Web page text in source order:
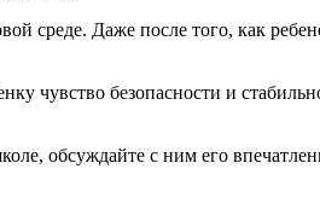
среде. Даже после того, как
чувство безопасности и
обсуждайте с ним его